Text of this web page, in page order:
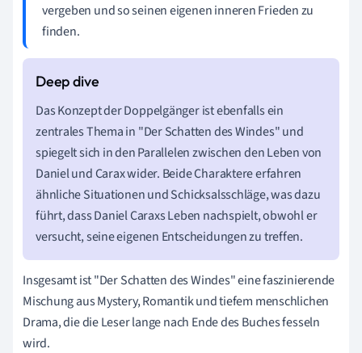
vergeben und so seinen eigenen inneren Frieden zu
finden.
Das Konzept der Doppelgänger ist ebenfalls ein
zentrales Thema in "Der Schatten des Windes" und
spiegelt sich in den Parallelen zwischen den Leben von
Daniel und Carax wider. Beide Charaktere erfahren
ähnliche Situationen und Schicksalsschläge, was dazu
führt, dass Daniel Caraxs Leben nachspielt, obwohl er
versucht, seine eigenen Entscheidungen zu treffen.
Insgesamt ist "Der Schatten des Windes" eine faszinierende
Mischung aus Mystery, Romantik und tiefem menschlichen
Drama, die die Leser lange nach Ende des Buches fesseln
wird.